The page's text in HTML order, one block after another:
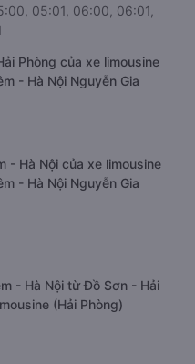
05:01, 06:00, 06:01,
Phòng của xe limousine
- Hà Nội Nguyễn Gia
- Hà Nội của xe limousine
- Hà Nội Nguyễn Gia
- Hà Nội từ Đồ Sơn - Hải
(Hải Phòng)